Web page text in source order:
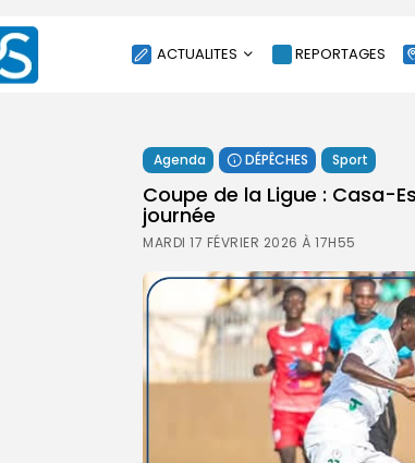
ACTUALITES
SOCIÉTÉ
ÉCONOMIE
CULTURE
ENVIRONNEMENT
INTERNATIONAL
AGENDA
REPORTAGES
Agenda DÉPÊCHES Sport
Coupe de la Ligue : Casa-
journée
MARDI 17 FÉVRIER 2026 À 17H55